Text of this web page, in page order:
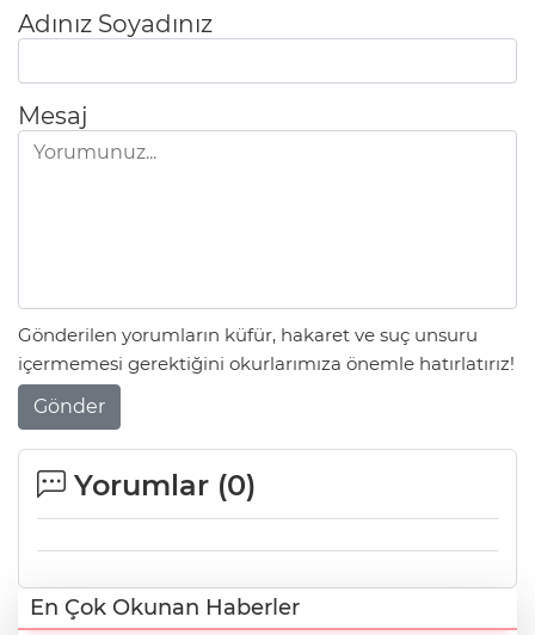
Adınız Soyadınız
Mesaj
Gönderilen yorumların küfür, hakaret ve suç unsuru
içermemesi gerektiğini okurlarımıza önemle hatırlatırız!
Gönder
Yorumlar (0)
En Çok Okunan Haberler